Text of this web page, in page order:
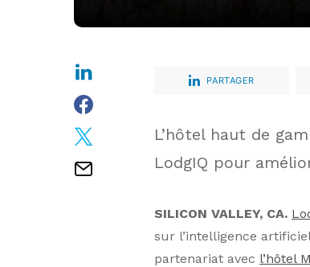
PARTAGER
L’hôtel haut de
LodgIQ pour
SILICON VALLEY, CA.
sur l’intelligence
partenariat avec l’hôtel